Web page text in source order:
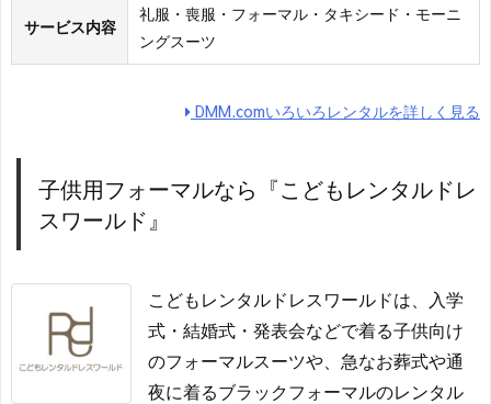
サービス内容
礼服・喪服・フォーマル・タキシード・モーニ
ングスーツ
DMM.comいろいろレンタルを詳しく見る
子供用フォーマルなら『こどもレンタルドレ
スワールド』
こどもレンタルドレスワールドは、入学
式・結婚式・発表会などで着る子供向け
のフォーマルスーツや、急なお葬式や通
夜に着るブラックフォーマルのレンタル